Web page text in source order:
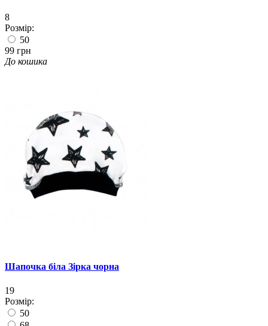
8
Розмір:
50
99 грн
До кошика
Шапочка біла Зірка чорна
19
Розмір:
50